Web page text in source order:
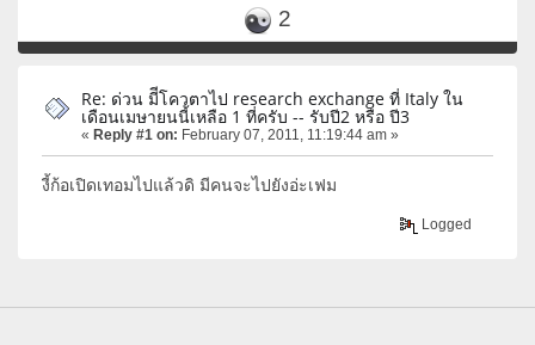
2
Re: ด่วน มีีโควตาไป research exchange ที่ Italy ใน
เดือนเมษายนนี้เหลือ 1 ที่ครับ -- รับปี2 หรือ ปี3
« Reply #1 on: February 07, 2011, 11:19:44 am »
งี้ก้อเปิดเทอมไปแล้วดิ มีคนจะไปยังอ่ะเฟม
Logged